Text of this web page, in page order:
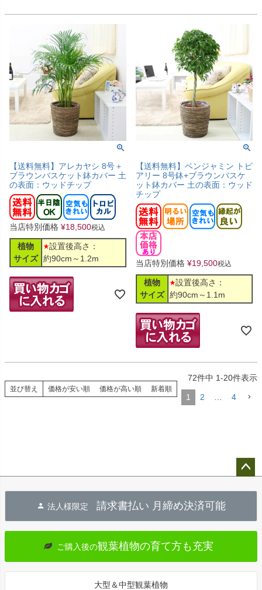
【送料無料】アレカヤシ 8号＋
ブラウンバスケット鉢カバー 土
の表面：ウッドチップ
当店特別価格 ¥18,500税込
植物
サイズ
設置後高さ：
約90cm～1.2m
【送料無料】ベンジャミン トピ
アリー 8号鉢+ブラウンバスケ
ット鉢カバー 土の表面：ウッド
チップ
当店特別価格 ¥19,500税込
植物
サイズ
設置後高さ：
約90cm～1.1m
並び替え 価格が安い順 価格が高い順 新着順
72件中 1-20件表示
1 2 4
へ
法人様限定 請求書払い 月締め決済可能
ご購入後の観葉植物の育て方も充実
大型＆中型観葉植物